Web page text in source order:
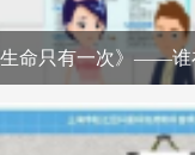
生命只有一次》——谁